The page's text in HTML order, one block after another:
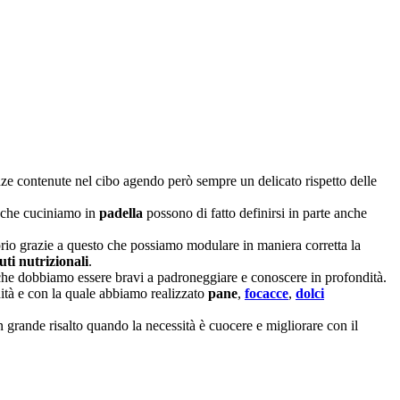
contenute nel cibo agendo però sempre un delicato rispetto delle
cuciniamo in padella possono di fatto definirsi in parte anche
grazie a questo che possiamo modulare in maniera corretta la
nutrizionali.
dobbiamo essere bravi a padroneggiare e conoscere in profondità.
e con la quale abbiamo realizzato pane, focacce, dolci
risalto quando la necessità è cuocere e migliorare con il